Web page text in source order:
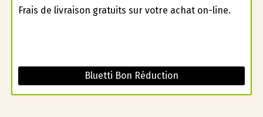
Frais de livraison gratuits sur votre achat on-line.
Bluetti Bon Réduction